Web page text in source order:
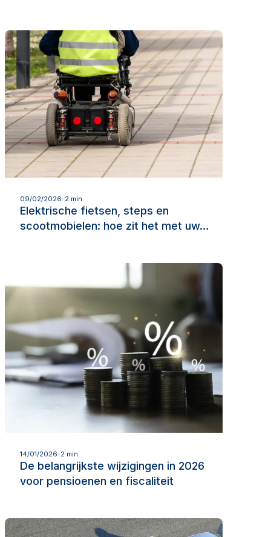
09/02/2026 2 min.
Elektrische fietsen, steps en
scootmobielen: hoe zit het met uw…
Lees meer
14/01/2026 2 min.
De belangrijkste wijzigingen in 2026
voor pensioenen en fiscaliteit
Lees meer